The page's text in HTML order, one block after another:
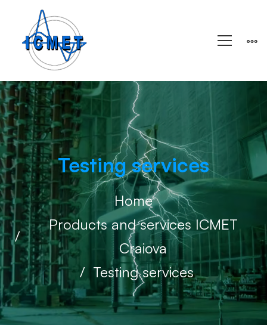
Testing services
Home
Products and services ICMET
Craiova
Testing services